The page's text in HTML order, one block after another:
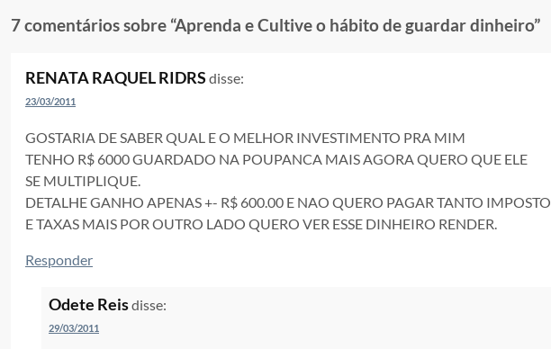
7 comentários sobre “Aprenda e Cultive o hábito de guardar dinheiro”
RENATA RAQUEL RIDRS disse:
23/03/2011
GOSTARIA DE SABER QUAL E O MELHOR INVESTIMENTO PRA MIM
TENHO R$ 6000 GUARDADO NA POUPANCA MAIS AGORA QUERO QUE ELE
SE MULTIPLIQUE.
DETALHE GANHO APENAS +- R$ 600.00 E NAO QUERO PAGAR TANTO IMPOSTO
E TAXAS MAIS POR OUTRO LADO QUERO VER ESSE DINHEIRO RENDER.
Responder
Odete Reisdisse:
29/03/2011